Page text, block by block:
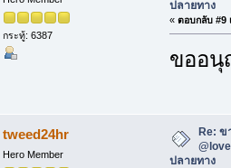
กระทู้: 6387
ปลายทาง
« ตอบกลับ #9
ขออนุ
tweed24hr
Hero Member
Re: ข
ปลายทาง